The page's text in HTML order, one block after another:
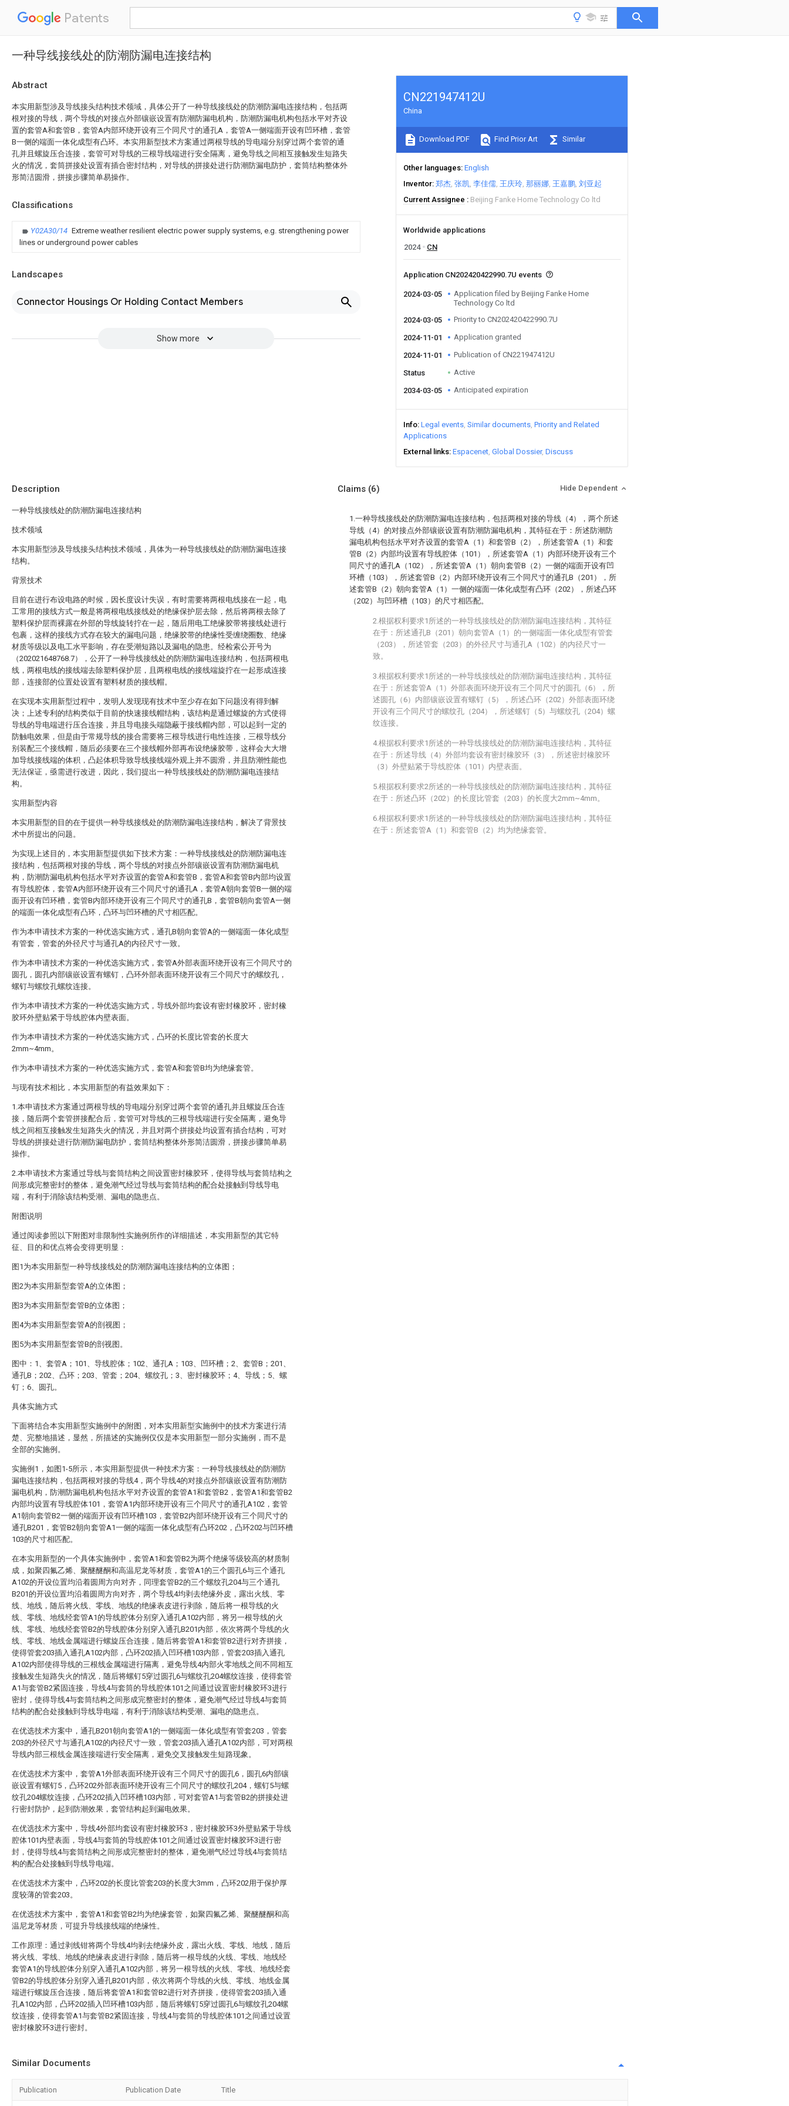
Patents
一种导线接线处的防潮防漏电连接结构
Abstract
本实用新型涉及导线接头结构技术领域，具体公开了一种导线接线处的防潮防漏电连接结构，包括两
根对接的导线，两个导线的对接点外部镶嵌设置有防潮防漏电机构，防潮防漏电机构包括水平对齐设
置的套管A和套管B，套管A内部环绕开设有三个同尺寸的通孔A，套管A一侧端面开设有凹环槽，套管
B一侧的端面一体化成型有凸环。本实用新型技术方案通过两根导线的导电端分别穿过两个套管的通
孔并且螺旋压合连接，套管可对导线的三根导线端进行安全隔离，避免导线之间相互接触发生短路失
火的情况，套筒拼接处设置有插合密封结构，对导线的拼接处进行防潮防漏电防护，套筒结构整体外
形简洁圆滑，拼接步骤简单易操作。
Classifications
Y02A30/14 Extreme weather resilient electric power supply systems, e.g. strengthening power
lines or underground power cables
Landscapes
Connector Housings Or Holding Contact Members
Show more
CN221947412U
China
Download PDF Find Prior Art Similar
Other languages English
Inventor 郑杰 张凯 李佳儒 王庆玲 那丽娜 王嘉鹏 刘亚起
Current Assignee
Beijing Fanke Home Technology Co ltd
Worldwide applications
2024
CN
Application CN202420422990.7U events
2024-03-05
Application filed by Beijing Fanke Home
Technology Co ltd
2024-03-05
Priority to CN202420422990.7U
2024-11-01 Application granted
2024-11-01 Publication of CN221947412U
Status Active
2034-03-05 Anticipated expiration
Info Legal events Similar documents Priority and Related
Applications
External links Espacenet Global Dossier Discuss
Description
一种导线接线处的防潮防漏电连接结构
技术领域
本实用新型涉及导线接头结构技术领域，具体为一种导线接线处的防潮防漏电连接
结构。
背景技术
目前在进行布设电路的时候，因长度设计失误，有时需要将两根电线接在一起，电
工常用的接线方式一般是将两根电线接线处的绝缘保护层去除，然后将两根去除了
塑料保护层而裸露在外部的导线旋转拧在一起，随后用电工绝缘胶带将接线处进行
包裹，这样的接线方式存在较大的漏电问题，绝缘胶带的绝缘性受缠绕圈数、绝缘
材质等级以及电工水平影响，存在受潮短路以及漏电的隐患。经检索公开号为
（202021648768.7），公开了一种导线接线处的防潮防漏电连接结构，包括两根电
线，两根电线的接线端去除塑料保护层，且两根电线的接线端旋拧在一起形成连接
部，连接部的位置处设置有塑料材质的接线帽。
在实现本实用新型过程中，发明人发现现有技术中至少存在如下问题没有得到解
决；上述专利的结构类似于目前的快速接线帽结构，该结构是通过螺旋的方式使得
导线的导电端进行压合连接，并且导电接头端隐蔽于接线帽内部，可以起到一定的
防触电效果，但是由于常规导线的接合需要将三根导线进行电性连接，三根导线分
别装配三个接线帽，随后必须要在三个接线帽外部再布设绝缘胶带，这样会大大增
加导线接线端的体积，凸起体积导致导线接线端外观上并不圆滑，并且防潮性能也
无法保证，亟需进行改进，因此，我们提出一种导线接线处的防潮防漏电连接结
构。
实用新型内容
本实用新型的目的在于提供一种导线接线处的防潮防漏电连接结构，解决了背景技
术中所提出的问题。
为实现上述目的，本实用新型提供如下技术方案：一种导线接线处的防潮防漏电连
接结构，包括两根对接的导线，两个导线的对接点外部镶嵌设置有防潮防漏电机
构，防潮防漏电机构包括水平对齐设置的套管A和套管B，套管A和套管B内部均设置
有导线腔体，套管A内部环绕开设有三个同尺寸的通孔A，套管A朝向套管B一侧的端
面开设有凹环槽，套管B内部环绕开设有三个同尺寸的通孔B，套管B朝向套管A一侧
的端面一体化成型有凸环，凸环与凹环槽的尺寸相匹配。
作为本申请技术方案的一种优选实施方式，通孔B朝向套管A的一侧端面一体化成型
有管套，管套的外径尺寸与通孔A的内径尺寸一致。
作为本申请技术方案的一种优选实施方式，套管A外部表面环绕开设有三个同尺寸的
圆孔，圆孔内部镶嵌设置有螺钉，凸环外部表面环绕开设有三个同尺寸的螺纹孔，
螺钉与螺纹孔螺纹连接。
作为本申请技术方案的一种优选实施方式，导线外部均套设有密封橡胶环，密封橡
胶环外壁贴紧于导线腔体内壁表面。
作为本申请技术方案的一种优选实施方式，凸环的长度比管套的长度大
2mm~4mm。
作为本申请技术方案的一种优选实施方式，套管A和套管B均为绝缘套管。
与现有技术相比，本实用新型的有益效果如下：
1.本申请技术方案通过两根导线的导电端分别穿过两个套管的通孔并且螺旋压合连
接，随后两个套管拼接配合后，套管可对导线的三根导线端进行安全隔离，避免导
线之间相互接触发生短路失火的情况，并且对两个拼接处均设置有插合结构，可对
导线的拼接处进行防潮防漏电防护，套筒结构整体外形简洁圆滑，拼接步骤简单易
操作。
2.本申请技术方案通过导线与套筒结构之间设置密封橡胶环，使得导线与套筒结构之
间形成完整密封的整体，避免潮气经过导线与套筒结构的配合处接触到导线导电
端，有利于消除该结构受潮、漏电的隐患点。
附图说明
通过阅读参照以下附图对非限制性实施例所作的详细描述，本实用新型的其它特
征、目的和优点将会变得更明显：
图1为本实用新型一种导线接线处的防潮防漏电连接结构的立体图；
图2为本实用新型套管A的立体图；
图3为本实用新型套管B的立体图；
图4为本实用新型套管A的剖视图；
图5为本实用新型套管B的剖视图。
图中：1、套管A；101、导线腔体；102、通孔A；103、凹环槽；2、套管B；201、
通孔B；202、凸环；203、管套；204、螺纹孔；3、密封橡胶环；4、导线；5、螺
钉；6、圆孔。
具体实施方式
下面将结合本实用新型实施例中的附图，对本实用新型实施例中的技术方案进行清
楚、完整地描述，显然，所描述的实施例仅仅是本实用新型一部分实施例，而不是
全部的实施例。
实施例1，如图1-5所示，本实用新型提供一种技术方案：一种导线接线处的防潮防
漏电连接结构，包括两根对接的导线4，两个导线4的对接点外部镶嵌设置有防潮防
漏电机构，防潮防漏电机构包括水平对齐设置的套管A1和套管B2，套管A1和套管B2
内部均设置有导线腔体101，套管A1内部环绕开设有三个同尺寸的通孔A102，套管
A1朝向套管B2一侧的端面开设有凹环槽103，套管B2内部环绕开设有三个同尺寸的
通孔B201，套管B2朝向套管A1一侧的端面一体化成型有凸环202，凸环202与凹环槽
103的尺寸相匹配。
在本实用新型的一个具体实施例中，套管A1和套管B2为两个绝缘等级较高的材质制
成，如聚四氟乙烯、聚醚醚酮和高温尼龙等材质，套管A1的三个圆孔6与三个通孔
A102的开设位置均沿着圆周方向对齐，同理套管B2的三个螺纹孔204与三个通孔
B201的开设位置均沿着圆周方向对齐，两个导线4均剥去绝缘外皮，露出火线、零
线、地线，随后将火线、零线、地线的绝缘表皮进行剥除，随后将一根导线的火
线、零线、地线经套管A1的导线腔体分别穿入通孔A102内部，将另一根导线的火
线、零线、地线经套管B2的导线腔体分别穿入通孔B201内部，依次将两个导线的火
线、零线、地线金属端进行螺旋压合连接，随后将套管A1和套管B2进行对齐拼接，
使得管套203插入通孔A102内部，凸环202插入凹环槽103内部，管套203插入通孔
A102内部使得导线的三根线金属端进行隔离，避免导线4内部火零地线之间不同相互
接触发生短路失火的情况，随后将螺钉5穿过圆孔6与螺纹孔204螺纹连接，使得套管
A1与套管B2紧固连接，导线4与套筒的导线腔体101之间通过设置密封橡胶环3进行
密封，使得导线4与套筒结构之间形成完整密封的整体，避免潮气经过导线4与套筒
结构的配合处接触到导线导电端，有利于消除该结构受潮、漏电的隐患点。
在优选技术方案中，通孔B201朝向套管A1的一侧端面一体化成型有管套203，管套
203的外径尺寸与通孔A102的内径尺寸一致，管套203插入通孔A102内部，可对两根
导线内部三根线金属连接端进行安全隔离，避免交叉接触发生短路现象。
在优选技术方案中，套管A1外部表面环绕开设有三个同尺寸的圆孔6，圆孔6内部镶
嵌设置有螺钉5，凸环202外部表面环绕开设有三个同尺寸的螺纹孔204，螺钉5与螺
纹孔204螺纹连接，凸环202插入凹环槽103内部，可对套管A1与套管B2的拼接处进
行密封防护，起到防潮效果，套管结构起到漏电效果。
在优选技术方案中，导线4外部均套设有密封橡胶环3，密封橡胶环3外壁贴紧于导线
腔体101内壁表面，导线4与套筒的导线腔体101之间通过设置密封橡胶环3进行密
封，使得导线4与套筒结构之间形成完整密封的整体，避免潮气经过导线4与套筒结
构的配合处接触到导线导电端。
在优选技术方案中，凸环202的长度比管套203的长度大3mm，凸环202用于保护厚
度较薄的管套203。
在优选技术方案中，套管A1和套管B2均为绝缘套管，如聚四氟乙烯、聚醚醚酮和高
温尼龙等材质，可提升导线接线端的绝缘性。
工作原理：通过剥线钳将两个导线4均剥去绝缘外皮，露出火线、零线、地线，随后
将火线、零线、地线的绝缘表皮进行剥除，随后将一根导线的火线、零线、地线经
套管A1的导线腔体分别穿入通孔A102内部，将另一根导线的火线、零线、地线经套
管B2的导线腔体分别穿入通孔B201内部，依次将两个导线的火线、零线、地线金属
端进行螺旋压合连接，随后将套管A1和套管B2进行对齐拼接，使得管套203插入通
孔A102内部，凸环202插入凹环槽103内部，随后将螺钉5穿过圆孔6与螺纹孔204螺
纹连接，使得套管A1与套管B2紧固连接，导线4与套筒的导线腔体101之间通过设置
密封橡胶环3进行密封。
Claims (6) Hide Dependent
1.一种导线接线处的防潮防漏电连接结构，包括两根对接的导线（4），两个所述
导线（4）的对接点外部镶嵌设置有防潮防漏电机构，其特征在于：所述防潮防
漏电机构包括水平对齐设置的套管A（1）和套管B（2），所述套管A（1）和套
管B（2）内部均设置有导线腔体（101），所述套管A（1）内部环绕开设有三个
同尺寸的通孔A（102），所述套管A（1）朝向套管B（2）一侧的端面开设有凹
环槽（103），所述套管B（2）内部环绕开设有三个同尺寸的通孔B（201），所
述套管B（2）朝向套管A（1）一侧的端面一体化成型有凸环（202），所述凸环
（202）与凹环槽（103）的尺寸相匹配。
2.根据权利要求1所述的一种导线接线处的防潮防漏电连接结构，其特征
在于：所述通孔B（201）朝向套管A（1）的一侧端面一体化成型有管套
（203），所述管套（203）的外径尺寸与通孔A（102）的内径尺寸一
致。
3.根据权利要求1所述的一种导线接线处的防潮防漏电连接结构，其特征
在于：所述套管A（1）外部表面环绕开设有三个同尺寸的圆孔（6），所
述圆孔（6）内部镶嵌设置有螺钉（5），所述凸环（202）外部表面环绕
开设有三个同尺寸的螺纹孔（204），所述螺钉（5）与螺纹孔（204）螺
纹连接。
4.根据权利要求1所述的一种导线接线处的防潮防漏电连接结构，其特征
在于：所述导线（4）外部均套设有密封橡胶环（3），所述密封橡胶环
（3）外壁贴紧于导线腔体（101）内壁表面。
5.根据权利要求2所述的一种导线接线处的防潮防漏电连接结构，其特征
在于：所述凸环（202）的长度比管套（203）的长度大2mm~4mm。
6.根据权利要求1所述的一种导线接线处的防潮防漏电连接结构，其特征
在于：所述套管A（1）和套管B（2）均为绝缘套管。
Similar Documents
Publication Publication Date Title